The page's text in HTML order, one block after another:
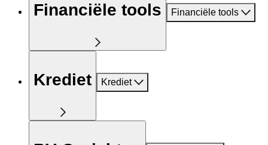
Financiële tools Financiële tools
Krediet Krediet